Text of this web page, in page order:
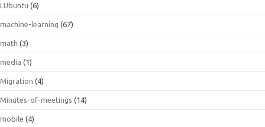
LUbuntu (6)
machine-learning (67)
math (3)
media (1)
Migration (4)
Minutes-of-meetings (14)
mobile (4)